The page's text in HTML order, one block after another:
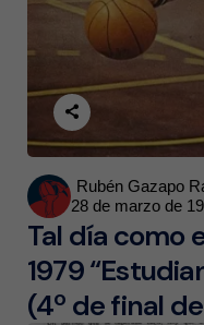
Posted
by
Rubén Gazapo
28 de marzo de
Tal día como
1979
(4º de final